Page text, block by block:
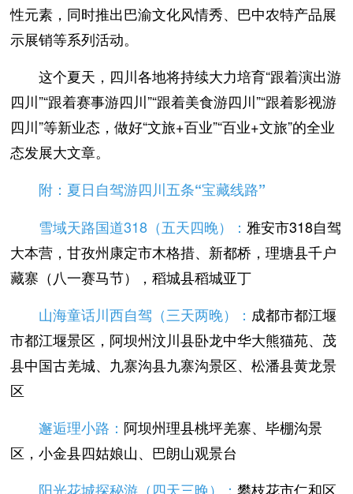
性元素，同时推出巴渝文化风情秀、巴中农特产品展
示展销等系列活动。
这个夏天，四川各地将持续大力培育“跟着演出游
四川”“跟着赛事游四川”“跟着美食游四川”“跟着影视游
四川”等新业态，做好“文旅+百业”“百业+文旅”的全业
态发展大文章。
附：夏日自驾游四川五条“宝藏线路”
雪域天路国道318（五天四晚）：雅安市318自驾
大本营，甘孜州康定市木格措、新都桥，理塘县千户
藏寨（八一赛马节），稻城县稻城亚丁
山海童话川西自驾（三天两晚）： 成都市都江堰
市都江堰景区，阿坝州汶川县卧龙中华大熊猫苑、茂
县中国古羌城、九寨沟县九寨沟景区、松潘县黄龙景
区
邂逅理小路： 阿坝州理县桃坪羌寨、毕棚沟景
区，小金县四姑娘山、巴朗山观景台
阳光花城探秘游（四天三晚）：攀枝花市仁和区